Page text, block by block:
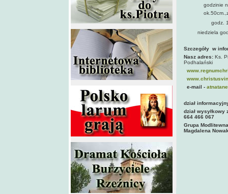
godzinie na
godz.
niedziela
Szczegóły w
Nasz adres: Ks.
Podhalański
e-mail -
dział
dział
664 466 067
Grupa
Magdalena